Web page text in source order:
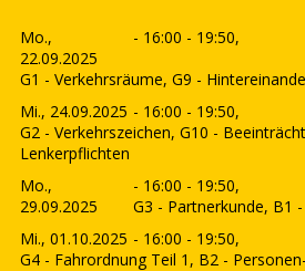
Mo.,
22.09.2025
- 16:00 - 19:50,
G1 - Verkehrsräume, G9 -
Mi., 24.09.2025 - 16:00 - 19:50,
G2 - Verkehrszeichen, G10 -
Lenkerpflichten
Mo.,
29.09.2025
- 16:00 - 19:50,
G3 - Partnerkunde, B1
Mi., 01.10.2025 - 16:00 - 19:50,
G4 - Fahrordnung Teil 1, B2 -